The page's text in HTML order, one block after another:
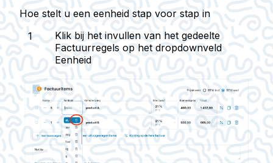
Hoe stelt u een eenheid stap voor stap in
Klik bij het invullen van het gedeelte
Factuurregels op het dropdownveld
Eenheid